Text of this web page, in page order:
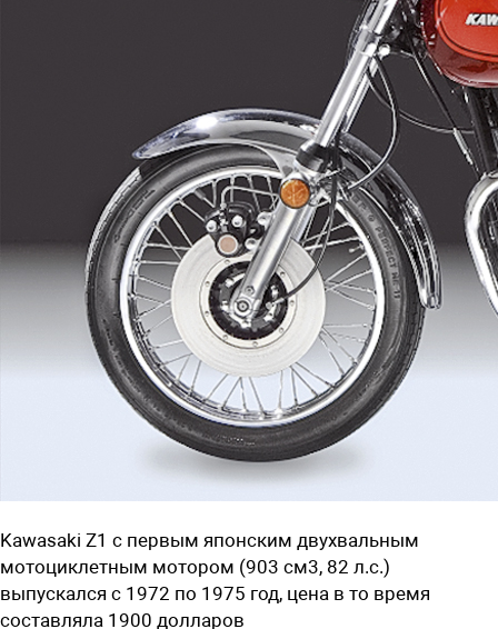
Kawasaki Z1 с первым японским двухвальным
мотоциклетным мотором (903 см3, 82 л.с.)
выпускался с 1972 по 1975 год, цена в то время
составляла 1900 долларов